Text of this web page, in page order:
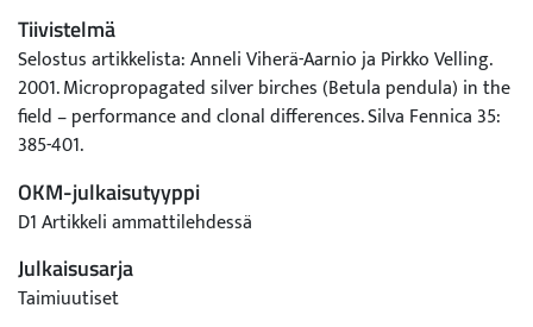
Tiivistelmä
Selostus artikkelista: Anneli Viherä-Aarnio ja Pirkko Velling.
2001. Micropropagated silver birches (Betula pendula) in the
field – performance and clonal differences. Silva Fennica 35:
385-401.
OKM-julkaisutyyppi
D1 Artikkeli ammattilehdessä
Julkaisusarja
Taimiuutiset